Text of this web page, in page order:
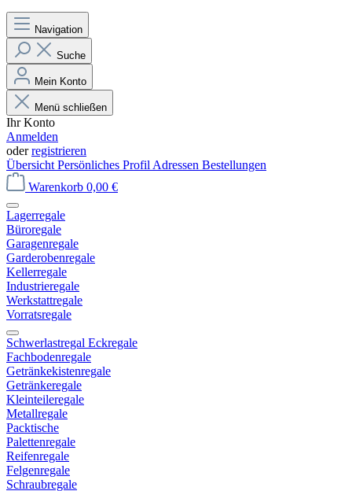
Navigation
Suche
Mein Konto
Menü schließen
Ihr Konto
Anmelden
oderregistrieren
Übersicht Persönliches Profil Adressen Bestellungen
Warenkorb 0,00 €
Lagerregale
Büroregale
Garagenregale
Garderobenregale
Kellerregale
Industrieregale
Werkstattregale
Vorratsregale
Schwerlastregal Eckregale
Fachbodenregale
Getränkekistenregale
Getränkeregale
Kleinteileregale
Metallregale
Packtische
Palettenregale
Reifenregale
Felgenregale
Schraubregale